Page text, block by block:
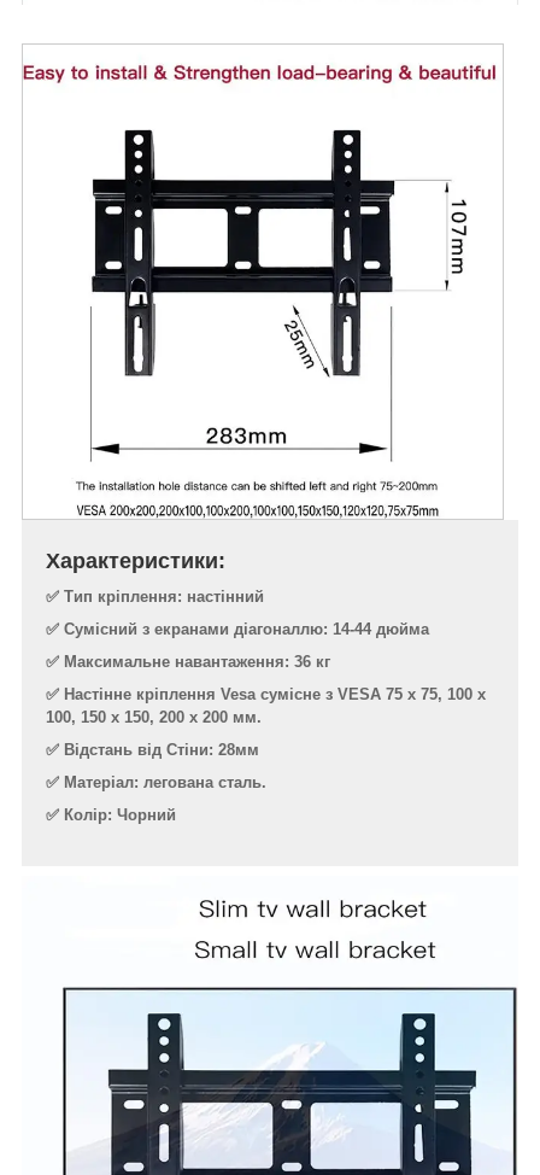
Характеристики:
✅ Тип кріплення: настінний
✅ Сумісний з екранами діагоналлю: 14-44 дюйма
✅ Максимальне навантаження: 36 кг
✅ Настінне кріплення Vesa сумісне з VESA 75 x 75, 100 x
100, 150 x 150, 200 x 200 мм.
✅ Відстань від Стіни: 28мм
✅ Матеріал: легована сталь.
✅ Колір: Чорний